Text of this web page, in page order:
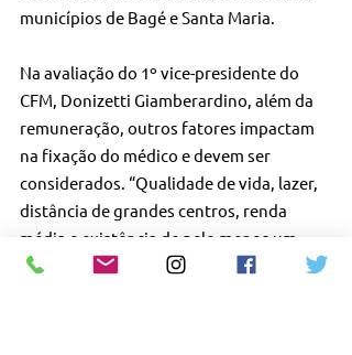
municípios de Bagé e Santa Maria.
Na avaliação do 1º vice-presidente do
CFM, Donizetti Giamberardino, além da
remuneração, outros fatores impactam
na fixação do médico e devem ser
considerados. “Qualidade de vida, lazer,
distância de grandes centros, renda
média e existência de pelo menos um
hospital, entre outras variáveis, são